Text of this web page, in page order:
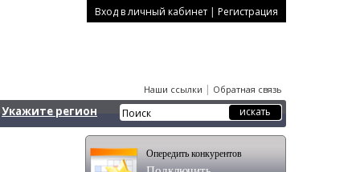
Вход в личный кабинет | Регистрация
Наши ссылки | Обратная связь
Укажите регион
Опередить конкурентов